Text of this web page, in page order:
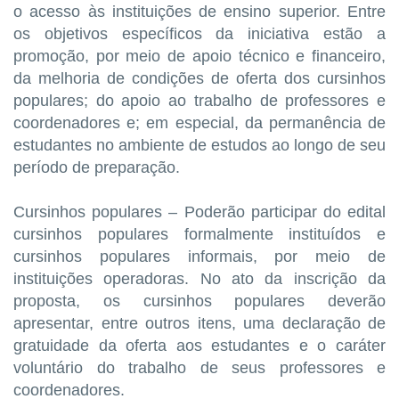
o acesso às instituições de ensino superior. Entre
os objetivos específicos da iniciativa estão a
promoção, por meio de apoio técnico e financeiro,
da melhoria de condições de oferta dos cursinhos
populares; do apoio ao trabalho de professores e
coordenadores e; em especial, da permanência de
estudantes no ambiente de estudos ao longo de seu
período de preparação.
Cursinhos populares – Poderão participar do edital
cursinhos populares formalmente instituídos e
cursinhos populares informais, por meio de
instituições operadoras. No ato da inscrição da
proposta, os cursinhos populares deverão
apresentar, entre outros itens, uma declaração de
gratuidade da oferta aos estudantes e o caráter
voluntário do trabalho de seus professores e
coordenadores.